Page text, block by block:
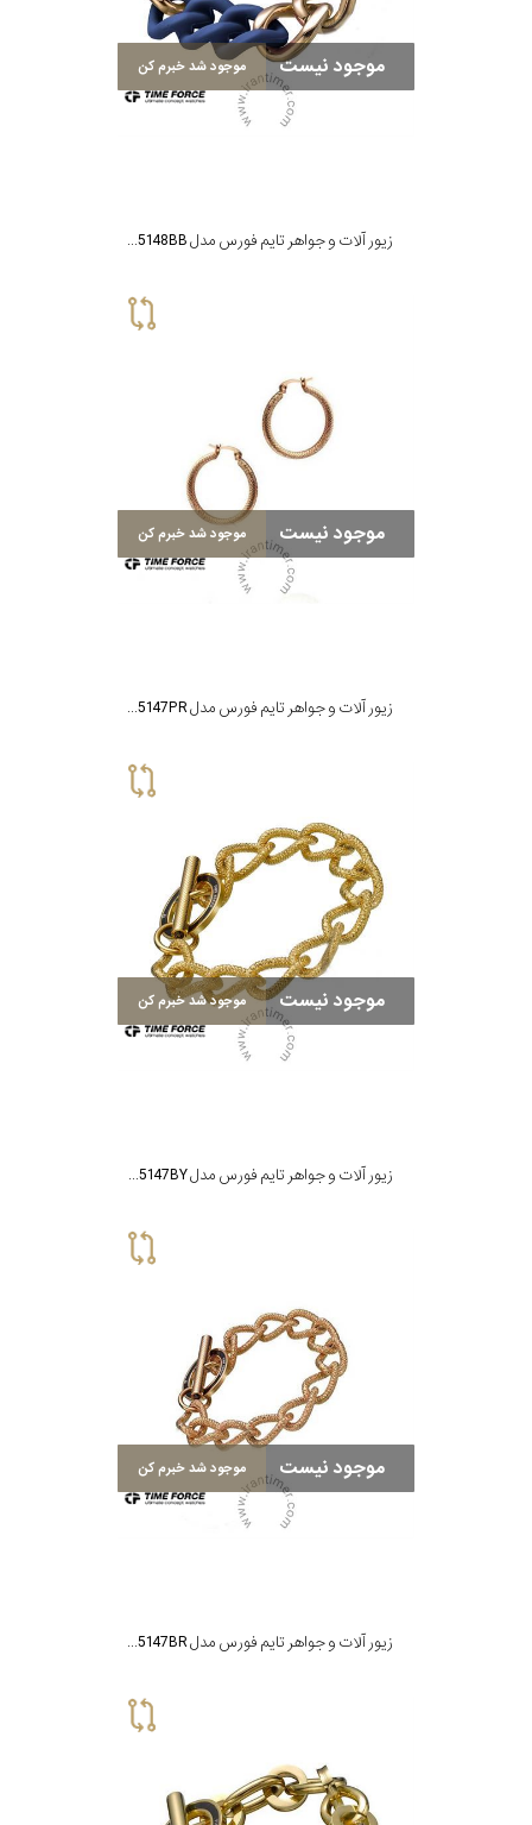
موجود نیست موجود شد خبرم کن
زیور آلات و جواهر تایم فورس مدل TS5148BB
موجود نیست موجود شد خبرم کن
زیور آلات و جواهر تایم فورس مدل TS5147PR
موجود نیست موجود شد خبرم کن
زیور آلات و جواهر تایم فورس مدل TS5147BY
موجود نیست موجود شد خبرم کن
زیور آلات و جواهر تایم فورس مدل TS5147BR